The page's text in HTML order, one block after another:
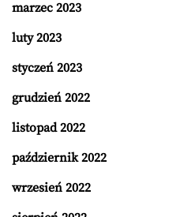
marzec 2023
luty 2023
styczeń 2023
grudzień 2022
listopad 2022
październik 2022
wrzesień 2022